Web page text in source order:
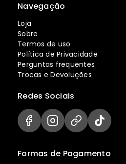
Navegação
Loja
Sobre
Termos de uso
Política de Privacidade
Perguntas frequentes
Trocas e Devoluções
Formas de Pagamento
Redes Sociais